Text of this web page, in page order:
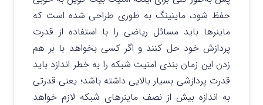
حفظ شود، ماینینگ به طوری طراحی شده است که
ماینرها باید مسائل ریاضی را با استفاده از قدرت
پردازش خود حل کنند و اگر کسی بخواهد با بر هم
زدن این زمان بندی امنیت شبکه را به خطر اندازد باید
قدرت پردازشی بسیار بالایی داشته باشد؛ یعنی قدرتی
به اندازه بیش از نصف ماینرهای شبکه لازم خواهد